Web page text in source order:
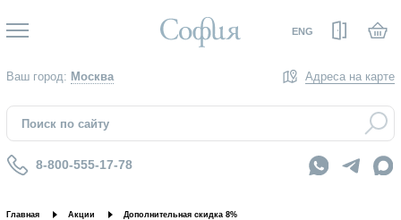
ENG Вход
Ваш город: Москва Адреса на карте
8-800-555-17-78
Главная Акции Дополнительная скидка 8%